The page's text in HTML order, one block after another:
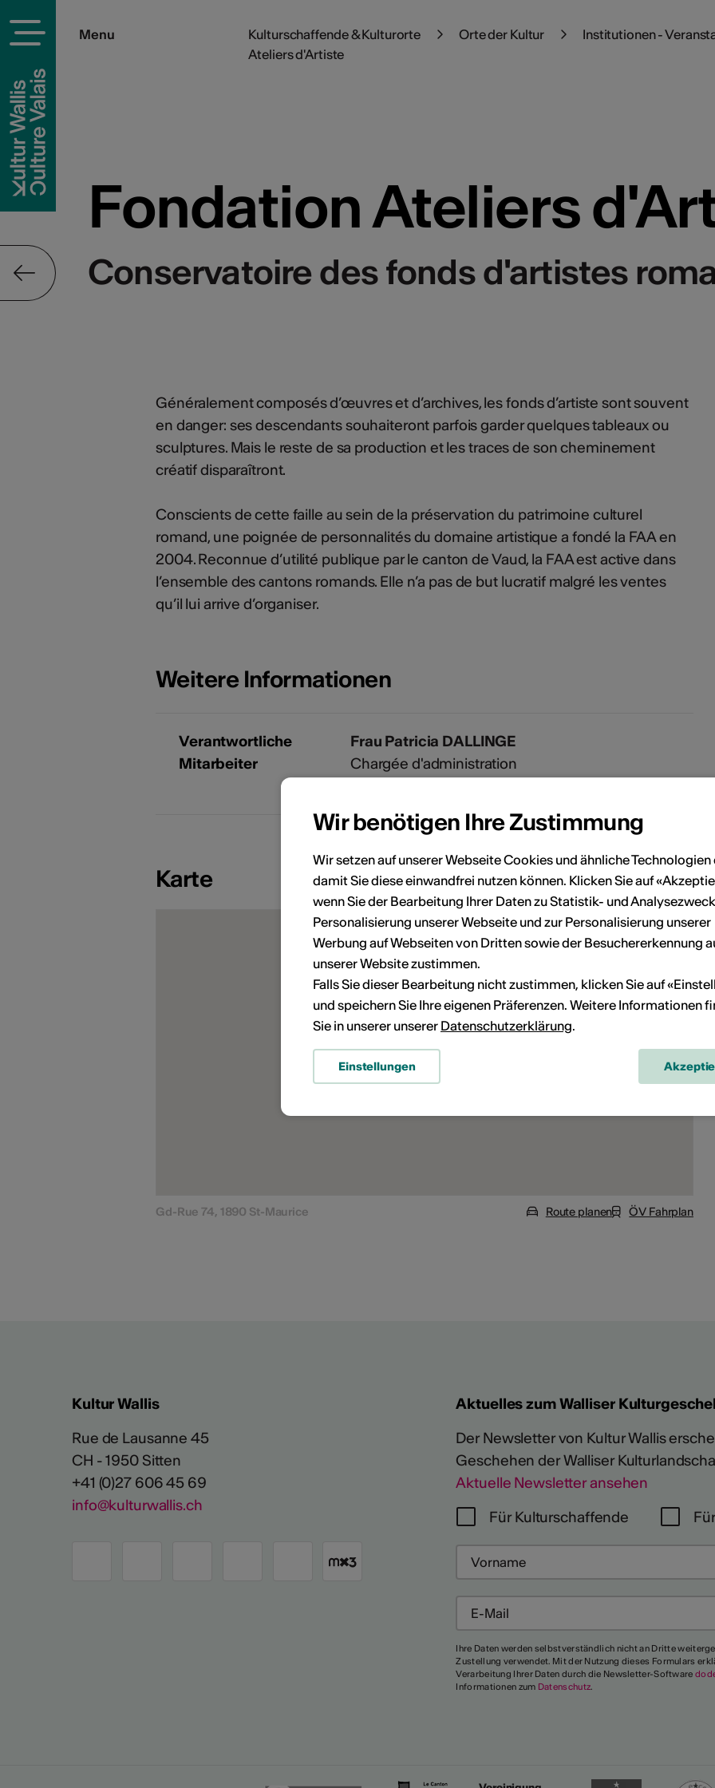
Menu Kulturschaffende & Kulturorte Orte der Kultur Institutionen -
Ateliers d'Artiste
Fondation Ateliers
Conservatoire des fonds d'artistes
Généralement composés d’œuvres et d’archives, les fonds d’artiste sont souvent
en danger: ses descendants souhaiteront parfois garder quelques tableaux ou
sculptures. Mais le reste de sa production et les traces de son cheminement
créatif disparaîtront.
Conscients de cette faille au sein de la préservation du patrimoine culturel
romand, une poignée de personnalités du domaine artistique a fondé la FAA en
2004. Reconnue d’utilité publique par le canton de Vaud, la FAA est active dans
l’ensemble des cantons romands. Elle n’a pas de but lucratif malgré les ventes
qu’il lui arrive d’organiser.
Weitere Informationen
Verantwortliche
Mitarbeiter
Frau Patricia DALLINGE
Chargée d'administration
Karte
Gd-Rue 74, 1890 St-Maurice Route planen ÖV Fahrplan
Kultur Wallis
Rue de Lausanne 45
CH - 1950 Sitten
+41 (0)27 606 45 69
info@kulturwallis.ch
Aktuelles zum Walliser
Der Newsletter von Kultur Wallis
Geschehen der Walliser
Aktuelle Newsletter ansehen
Für Kulturschaffende
Ihre Daten werden selbstverständlich nicht an Dritte
Zustellung verwendet. Mit der Nutzung dieses Formulars
Verarbeitung Ihrer Daten durch die Newsletter-Software
Informationen zum Datenschutz.
Wir benötigen Ihre Zustimmung
Wir setzen auf unserer Webseite Cookies und ähnliche Technologien
damit Sie diese einwandfrei nutzen können. Klicken Sie auf
wenn Sie der Bearbeitung Ihrer Daten zu Statistik- und
Personalisierung unserer Webseite und zur Personalisierung unserer
Werbung auf Webseiten von Dritten sowie der Besuchererkennung
unserer Website zustimmen.
Falls Sie dieser Bearbeitung nicht zustimmen, klicken Sie auf
und speichern Sie Ihre eigenen Präferenzen. Weitere Informationen
Sie in unserer unserer Datenschutzerklärung.
Einstellungen